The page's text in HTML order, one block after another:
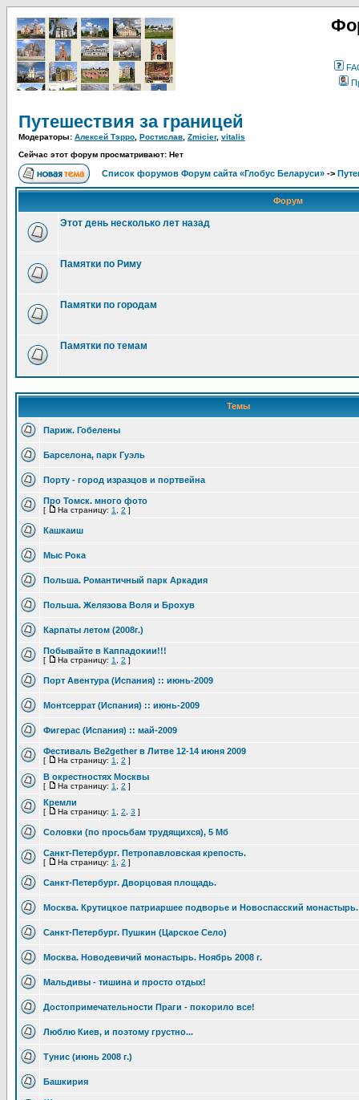
Путешествия за границей
Модераторы: Алексей Тэрро Ростислав Zmicier, vitalis
Сейчас этот форум просматривают: Нет
Список форумов Форум сайта «Глобус Беларуси» ->
Форум
Этот день несколько лет назад
Памятки по Риму
Памятки по городам
Памятки по темам
Темы
Париж. Гобелены
Барселона, парк Гуэль
Порту - город изразцов и портвейна
Про Томск. много фото
[ На страницу: 1 2 ]
Кашкаиш
Мыс Рока
Польша. Романтичный парк Аркадия
Польша. Желязова Воля и Брохув
Карпаты летом (2008г.)
Побывайте в Каппадокии!!!
[ На страницу: 1 2 ]
Порт Авентура (Испания) :: июнь-2009
Монтсеррат (Испания) :: июнь-2009
Фигерас (Испания) :: май-2009
Фестиваль Be2gether в Литве 12-14 июня 2009
[ На страницу: 1 2 ]
В окрестностях Москвы
[ На страницу: 1 2 ]
Кремли
[ На страницу: 1 2 3 ]
Соловки (по просьбам трудящихся), 5 Мб
Санкт-Петербург. Петропавловская крепость.
[ На страницу: 1 2 ]
Санкт-Петербург. Дворцовая площадь.
Москва. Крутицкое патриаршее подворье и Новоспасский монастырь.
Санкт-Петербург. Пушкин (Царское Село)
Москва. Новодевичий монастырь. Ноябрь 2008 г.
Мальдивы - тишина и просто отдых!
Достопримечательности Праги - покорило все!
Люблю Киев, и поэтому грустно...
Тунис (июнь 2008 г.)
Башкирия